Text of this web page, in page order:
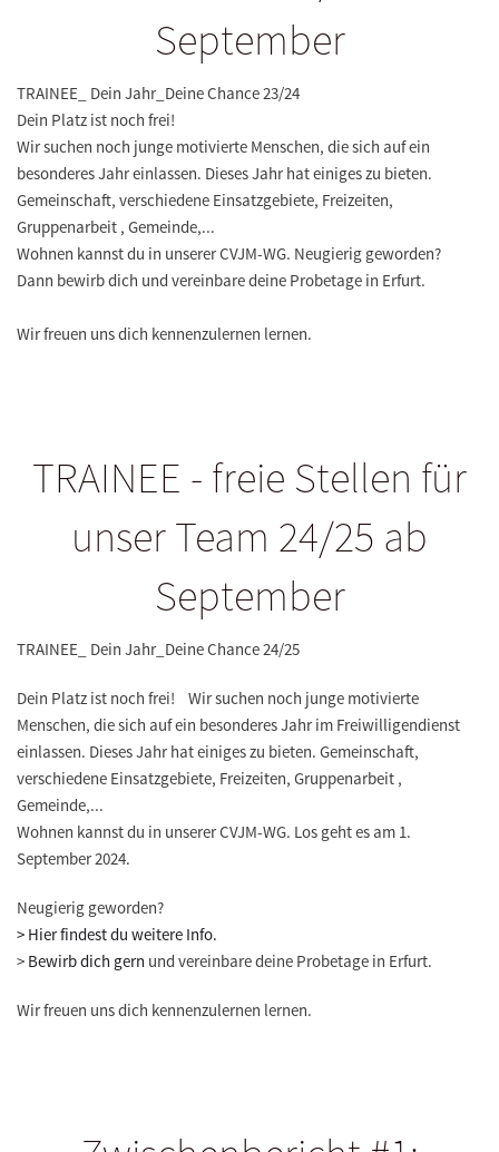
September
TRAINEE_ Dein Jahr_Deine Chance 23/24
Dein Platz ist noch frei!
Wir suchen noch junge motivierte Menschen, die sich auf ein
besonderes Jahr einlassen. Dieses Jahr hat einiges zu bieten.
Gemeinschaft, verschiedene Einsatzgebiete, Freizeiten,
Gruppenarbeit , Gemeinde,...
Wohnen kannst du in unserer CVJM-WG. Neugierig geworden?
Dann bewirb dich und vereinbare deine Probetage in Erfurt.
Wir freuen uns dich kennenzulernen lernen.
TRAINEE - freie Stellen für
unser Team 24/25 ab
September
TRAINEE_ Dein Jahr_Deine Chance 24/25
Dein Platz ist noch frei! Wir suchen noch junge motivierte
Menschen, die sich auf ein besonderes Jahr im Freiwilligendienst
einlassen. Dieses Jahr hat einiges zu bieten. Gemeinschaft,
verschiedene Einsatzgebiete, Freizeiten, Gruppenarbeit ,
Gemeinde,...
Wohnen kannst du in unserer CVJM-WG. Los geht es am 1.
September 2024.
Neugierig geworden?
> Hier findest du weitere Info.
> Bewirb dich gern und vereinbare deine Probetage in Erfurt.
Wir freuen uns dich kennenzulernen lernen.